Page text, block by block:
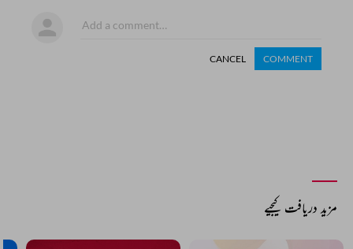
CANCEL COMMENT
مزید دریافت کیجیے